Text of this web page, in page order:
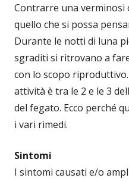
Contrarre una verminosi
quello che si possa
Durante le notti di luna
sgraditi si ritrovano a
con lo scopo
attività è tra le 2 e le 3
del fegato. Ecco perché
i vari rimedi.
Sintomi
I sintomi causati e/o